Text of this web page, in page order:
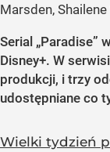
Marsden,
Serial „Paradise”
Disney+. W
produkcji, i trzy
udostępniane co
Wielki tydzień